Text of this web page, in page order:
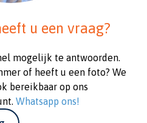
u een vraag?
mogelijk te antwoorden.
of heeft u een foto? We
bereikbaar op ons
Whatsapp ons!